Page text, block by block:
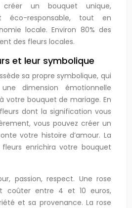
un bouquet unique,
éco-responsable, tout en
locale. Environ 80% des
des fleurs locales.
et leur symbolique
sa propre symbolique, qui
dimension émotionnelle
votre bouquet de mariage. En
dont la signification vous
vous pouvez créer un
votre histoire d’amour. La
enrichira votre bouquet
passion, respect. Une rose
coûter entre 4 et 10 euros,
et sa provenance. La rose